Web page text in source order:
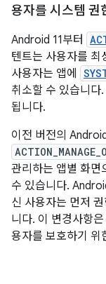
용자를 시스템 권
Android 11부터
텐트는 사용자를 최
사용자는 앱에
취소할 수 있습니다
됩니다.
이전 버전의
관리하는 앱별 화면
수 있습니다.
신 사용자는 먼저
니다. 이 변경사항
용자를 보호하기 위